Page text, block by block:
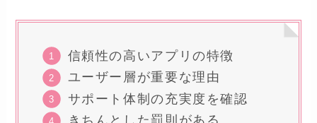
信頼性の高いアプリの特徴
ユーザー層が重要な理由
サポート体制の充実度を確認